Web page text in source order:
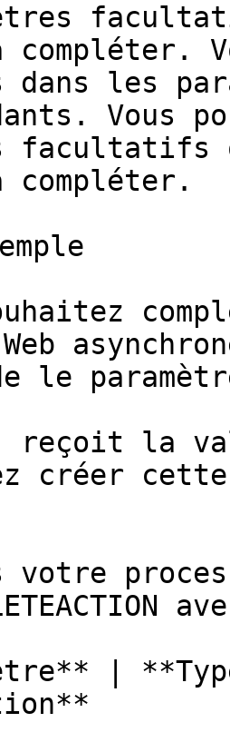
dans les
Vous
facultatifs
le
reçoit la
créer
votre
|